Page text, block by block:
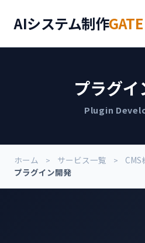
AIシステム制作GATE
プラグイ
Plugin
ホーム サービス一覧
プラグイン開発